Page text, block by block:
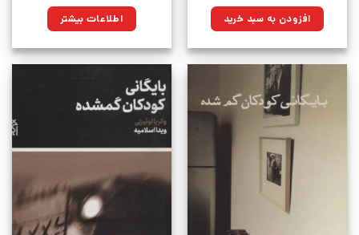
۳۷۳,۰۰۰تومان
بود.
۲۶۶,۶۹۵تومان.افزودن به سبد خرید اطلاعات بیشتر